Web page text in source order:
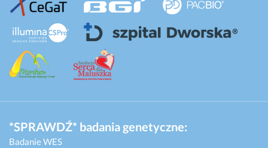
*SPRAWDŹ* badania genetyczne:
Badanie WES